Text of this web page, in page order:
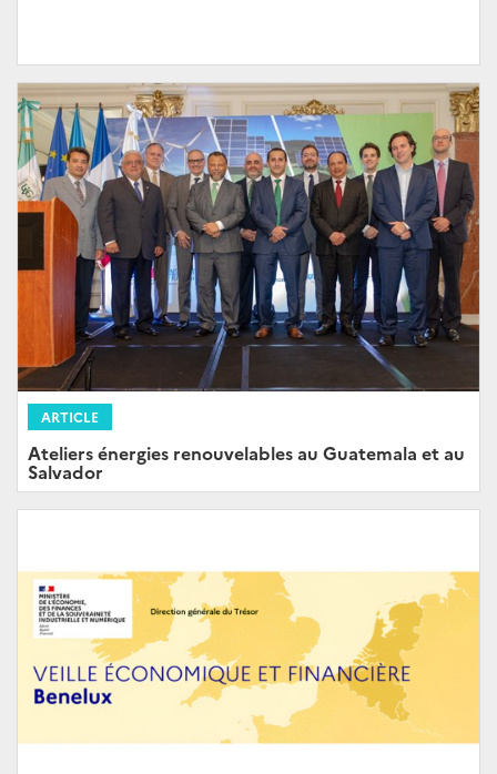
ARTICLE
Ateliers énergies renouvelables au Guatemala et au
Salvador